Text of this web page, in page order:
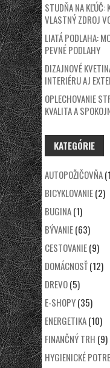
STUDŇA NA KĽÚČ:
VLASTNÝ ZDROJ
LIATÁ PODLAHA:
PEVNÉ PODLAHY
DIZAJNOVÉ
INTERIÉRU AJ
OPLECHOVANIE
KVALITA A
KATEGÓRIE
AUTOPOŽIČOVŇA
BICYKLOVANIE(2)
BUGINA(1)
BÝVANIE(63)
CESTOVANIE(9)
DOMÁCNOSŤ(12)
DREVO(5)
E-SHOPY(35)
ENERGETIKA(10)
FINANČNÝ TRH (9)
HYGIENICKÉ